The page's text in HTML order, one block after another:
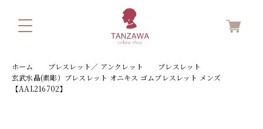
ホーム ブレスレット／ アンクレット
ブレスレット
玄武水晶(素彫）ブレスレット オニキス ゴムブレスレット メンズ
【AAL216702】